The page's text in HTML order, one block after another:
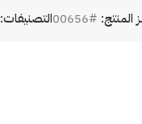
المنتج: #00656 التصنيفات: